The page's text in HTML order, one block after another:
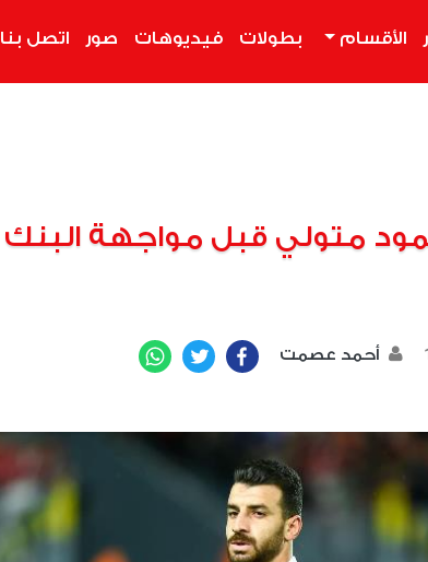
الأقسام بطولات فيديوهات صور اتصل بنا
متولي قبل مواجهة البنك
أحمد عصمت Facebook
Twitter